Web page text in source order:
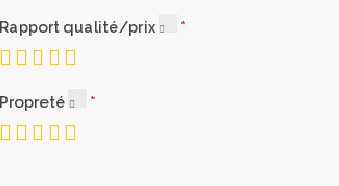
Rapport qualité/prix
Propreté